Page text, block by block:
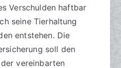
Verschulden haftbar
seine Tierhaltung
entstehen. Die
soll den
vereinbarten